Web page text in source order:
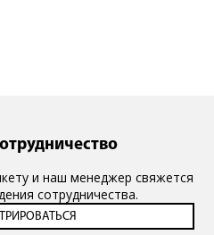
и наш менеджер свяжется
сотрудничества.